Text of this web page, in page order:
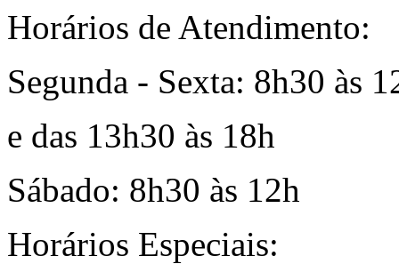
Horários de Atendimento:
Segunda - Sexta: 8h30 às
e das 13h30 às 18h
Sábado: 8h30 às 12h
Horários Especiais: